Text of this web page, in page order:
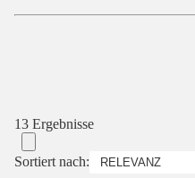
13 Ergebnisse
Sortiert nach: